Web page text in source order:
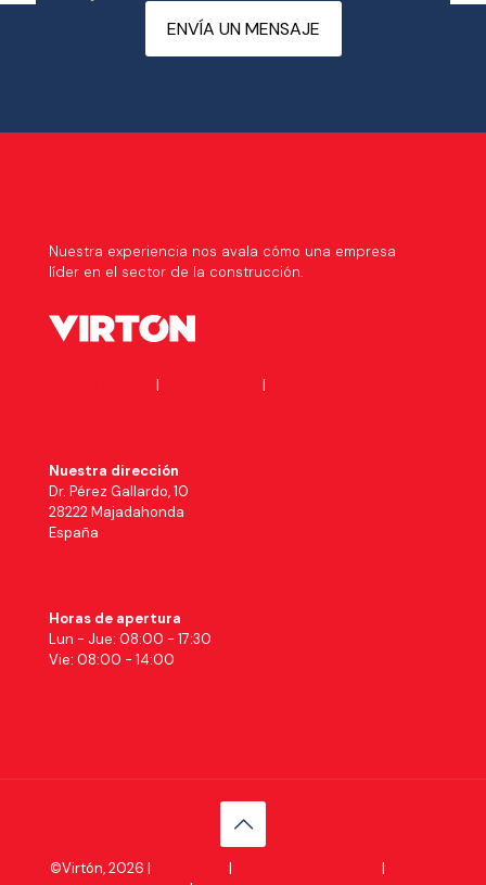
ENVÍA UN MENSAJE
Nuestra experiencia nos avala cómo una empresa
líder en el sector de la construcción.
| |
Nuestra dirección
Dr. Pérez Gallardo, 10
28222 Majadahonda
España
Horas de apertura
Lun - Jue: 08:00 - 17:30
Vie: 08:00 - 14:00
©Virtón, 2026 | | |